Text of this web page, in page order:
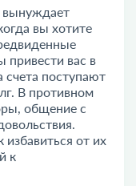
вынуждает
вы хотите
привести вас в
поступают
В противном
общение с
от их
к